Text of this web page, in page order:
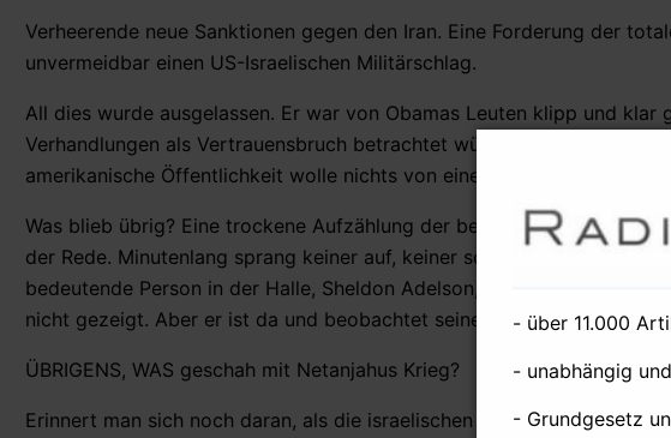
Verheerende neue Sanktionen gegen den Iran. Eine Forderung der
unvermeidbar einen US-Israelischen Militärschlag.
All dies wurde ausgelassen. Er war von Obamas Leuten klipp und
Verhandlungen als Vertrauensbruch betrachtet würde. Er war von
amerikanische Öffentlichkeit wolle nichts von einem neuen Krieg hören.
Was blieb übrig? Eine trockene Aufzählung der bekannten Fakten
der Rede. Minutenlang sprang keiner auf, keiner schrie Beifall. Elie
bedeutende Person in der Halle, Sheldon Adelson, der Besitzer der
nicht gezeigt. Aber er ist da und beobachtet seinen Diener genau.
ÜBRIGENS, WAS geschah mit Netanjahus Krieg?
Erinnert man sich noch daran, als die israelischen
- über 11.000
- unabhängig
- Grundgesetz